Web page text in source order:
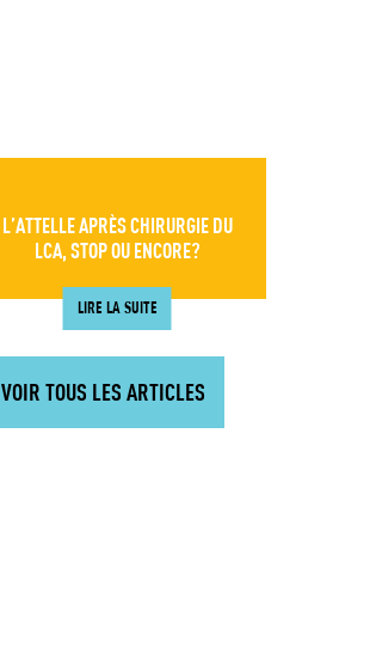
L’ATTELLE APRÈS CHIRURGIE DU
LCA, STOP OU ENCORE?
LIRE LA SUITE
VOIR TOUS LES ARTICLES